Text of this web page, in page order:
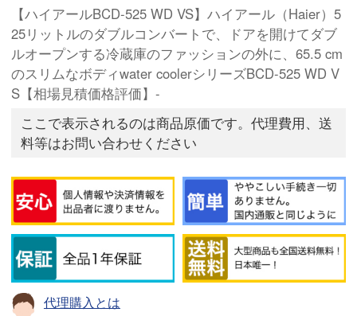
【ハイアールBCD-525 WD VS】ハイアール（Haier）5
25リットルのダブルコンバートで、ドアを開けてダブ
ルオープンする冷蔵庫のファッションの外に、65.5 cm
のスリムなボディwater coolerシリーズBCD-525 WD V
S【相場見積価格評価】-
ここで表示されるのは商品原価です。代理費用、送
料等はお問い合わせください
代理購入とは